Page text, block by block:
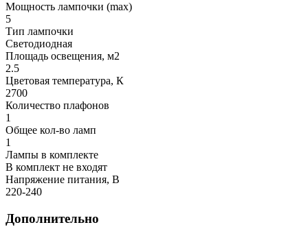
Мощность лампочки (max)
5
Тип лампочки
Светодиодная
Площадь освещения, м2
2.5
Цветовая температура, К
2700
Количество плафонов
1
Общее кол-во ламп
1
Лампы в комплекте
В комплект не входят
Напряжение питания, В
220-240
Дополнительно